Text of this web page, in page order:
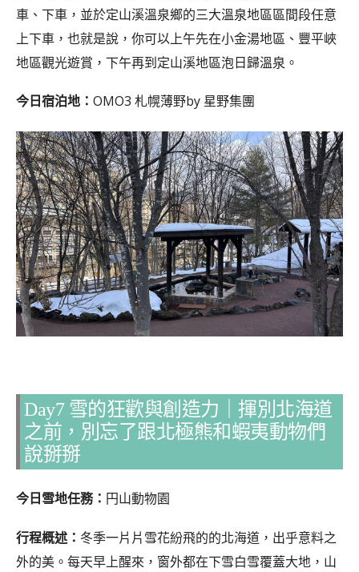
車、下車，並於定山溪溫泉鄉的三大溫泉地區區間段任意
上下車，也就是說，你可以上午先在小金湯地區、豐平峽
地區觀光遊賞，下午再到定山溪地區泡日歸溫泉。
今日宿泊地： OMO3 札幌薄野by 星野集團
Day7 雪的狂歡與創造力｜揮別北海道
之前，別忘了跟北極熊和蝦夷動物們
說掰掰
今日雪地任務： 円山動物園
行程概述： 冬季一片片雪花紛飛的的北海道，出乎意料之
外的美。每天早上醒來，窗外都在下雪白雪覆蓋大地，山